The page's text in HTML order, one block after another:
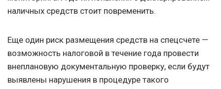
наличных средств стоит повременить.
Еще один риск размещения средств на спецсчете —
возможность налоговой в течение года провести
внеплановую документальную проверку, если будут
выявлены нарушения в процедуре такого